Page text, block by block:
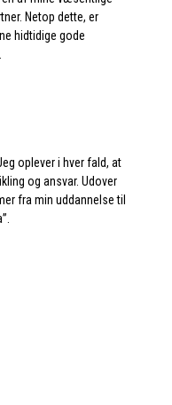
Netop dette, er
hidtidige gode
oplever i hver fald, at
og ansvar. Udover
fra min uddannelse til